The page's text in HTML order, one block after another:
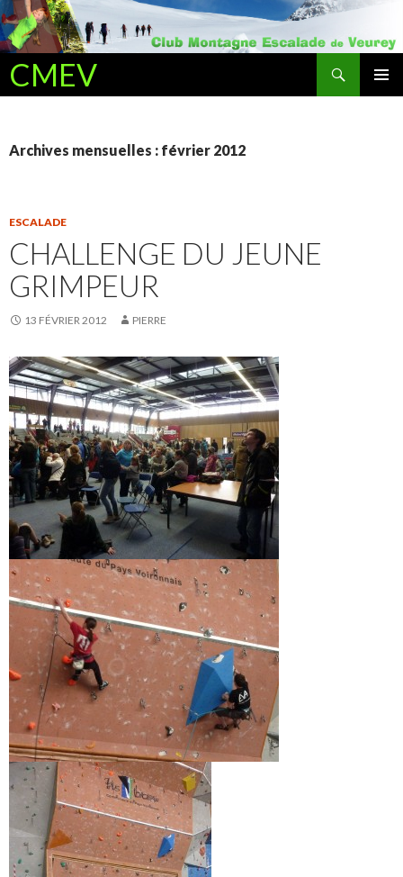
CMEV
Recherche
ALLER AU CONTENU PRINCIPAL
Archives mensuelles : février 2012
ESCALADE
CHALLENGE DU JEUNE
GRIMPEUR
13 FÉVRIER 2012 PIERRE